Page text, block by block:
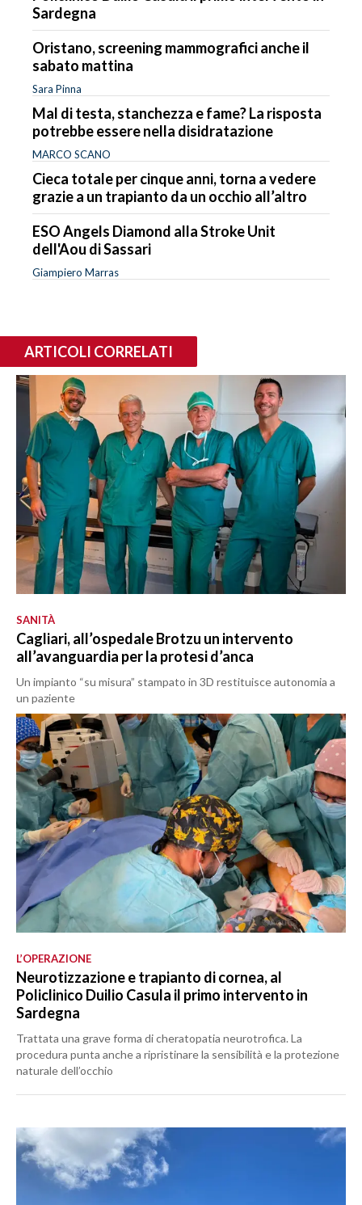
Sardegna
Oristano, screening mammografici anche il
sabato mattina
Sara Pinna
Mal di testa, stanchezza e fame? La risposta
potrebbe essere nella disidratazione
MARCO SCANO
Cieca totale per cinque anni, torna a vedere
grazie a un trapianto da un occhio all’altro
ESO Angels Diamond alla Stroke Unit
dell'Aou di Sassari
Giampiero Marras
ARTICOLI CORRELATI
SANITÀ
Cagliari, all’ospedale Brotzu un intervento
all’avanguardia per la protesi d’anca
Un impianto “su misura” stampato in 3D restituisce autonomia a
un paziente
L’OPERAZIONE
Neurotizzazione e trapianto di cornea, al
Policlinico Duilio Casula il primo intervento in
Sardegna
Trattata una grave forma di cheratopatia neurotrofica. La
procedura punta anche a ripristinare la sensibilità e la protezione
naturale dell’occhio